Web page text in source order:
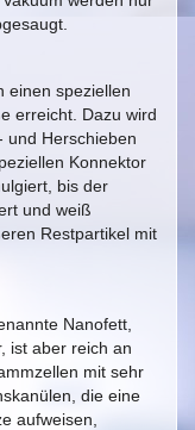
einen speziellen
erreicht. Dazu wird
und Herschieben
Konnektor
bis der
und weiß
Restpartikel mit
Nanofett,
ist aber reich an
mit sehr
die eine
aufweisen,